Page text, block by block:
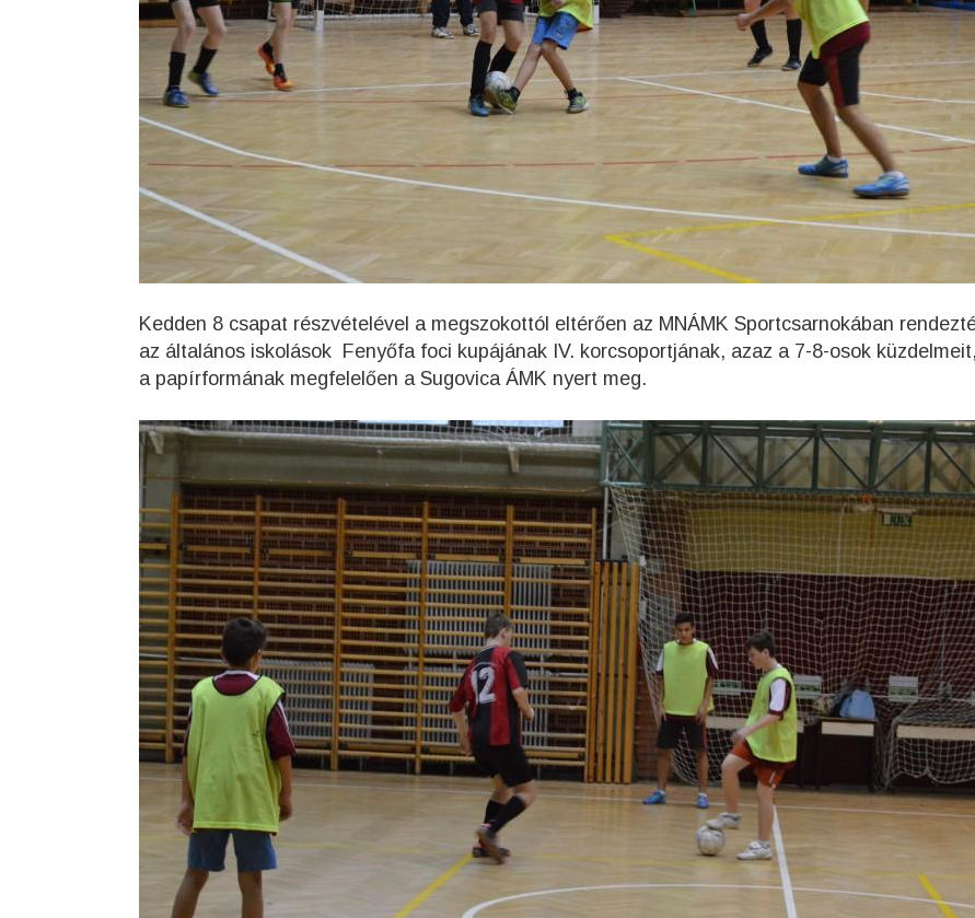
Kedden 8 csapat részvételével a megszokottól eltérően az MNÁMK Sportcsarnokában
az általános iskolások Fenyőfa foci kupájának IV. korcsoportjának, azaz a 7-8-osok
a papírformának megfelelően a Sugovica ÁMK nyert meg.